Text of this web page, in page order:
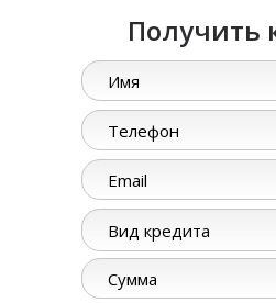
Получить
Вид кредита